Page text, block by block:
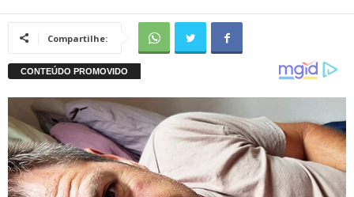
Compartilhe: